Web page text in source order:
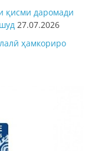
қисми даромади
27.07.2026
ҳамкориро